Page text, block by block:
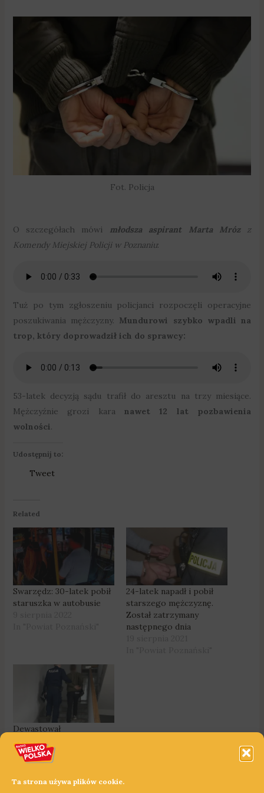
Ta strona używa plików cookie.
Fot. Policja
O szczegółach mówi młodsza aspirant Marta Mrózz
Komendy Miejskiej Policji w Poznaniu:
Tuż po tym zgłoszeniu policjanci rozpoczęli operacyjne
poszukiwania mężczyzny. Mundurowi szybko wpadli na
trop, który doprowadził ich do sprawcy:
53-latek decyzją sądu trafił do aresztu na trzy miesiące.
Mężczyźnie grozi kara nawet 12 lat pozbawienia
wolności.
Udostępnij to:
Tweet
Related
Swarzędz: 30-latek pobił
staruszka w autobusie
24-latek napadł i pobił
starszego mężczyznę.
Został zatrzymany
następnego dnia
Dewastował
zaparkowane samochody
– był poszukiwany listem
gończym
In "Powiat Poznański"